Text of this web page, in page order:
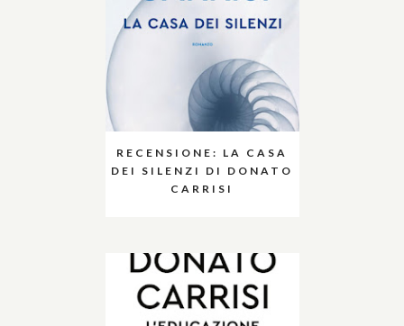
RECENSIONE: LA CASA
DEI SILENZI DI DONATO
CARRISI